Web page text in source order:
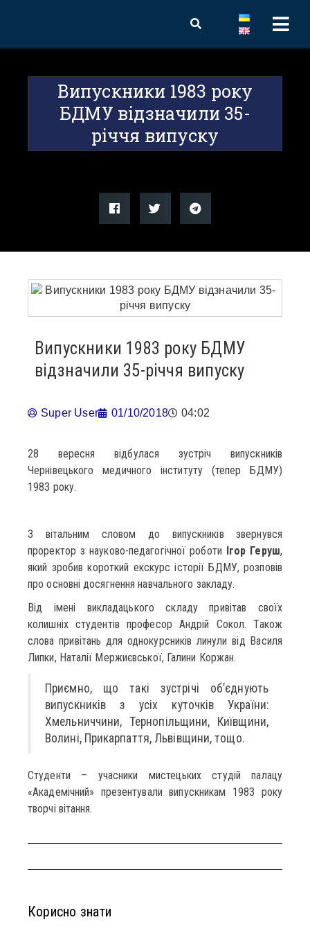
Випускники 1983 року
БДМУ відзначили 35-
річчя випуску
Випускники 1983 року БДМУ
відзначили 35-річчя випуску
Super User 01/10/2018 04:02
28 вересня відбулася зустріч випускників
Чернівецького медичного інституту (тепер БДМУ)
1983 року.
З вітальним словом до випускників звернувся
проректор з науково-педагогічної роботи Ігор Геруш,
який зробив короткий екскурс історії БДМУ, розповів
про основні досягнення навчального закладу.
Від імені викладацького складу привітав своїх
колишніх студентів професор Андрій Сокол. Також
слова привітань для однокурсників линули від Василя
Липки, Наталії Мержиєвської, Галини Коржан.
Приємно, що такі зустрічі об’єднують
випускників з усіх куточків України:
Хмельниччини, Тернопільщини, Київщини,
Волині, Прикарпаття, Львівщини, тощо.
Студенти – учасники мистецьких студій палацу
«Академічний» презентували випускникам 1983 року
творчі вітання.
Корисно знати